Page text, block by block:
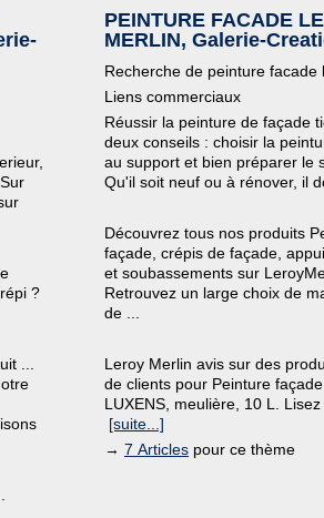
?
...
PEINTURE FACADE
MERLIN, Galerie-
Recherche de peinture facade
Liens commerciaux
Réussir la peinture de façade
deux conseils : choisir la
au support et bien préparer le
Qu'il soit neuf ou à rénover, il
Découvrez tous nos produits
façade, crépis de façade,
et soubassements sur
Retrouvez un large choix de
de ...
Leroy Merlin avis sur des
de clients pour Peinture
LUXENS, meulière, 10 L. Lisez
[suite...]
→ 7 Articles pour ce thème